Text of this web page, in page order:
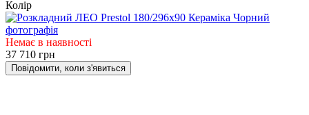
Колір
Немає в наявності
37 710 грн
Повідомити, коли з'явиться